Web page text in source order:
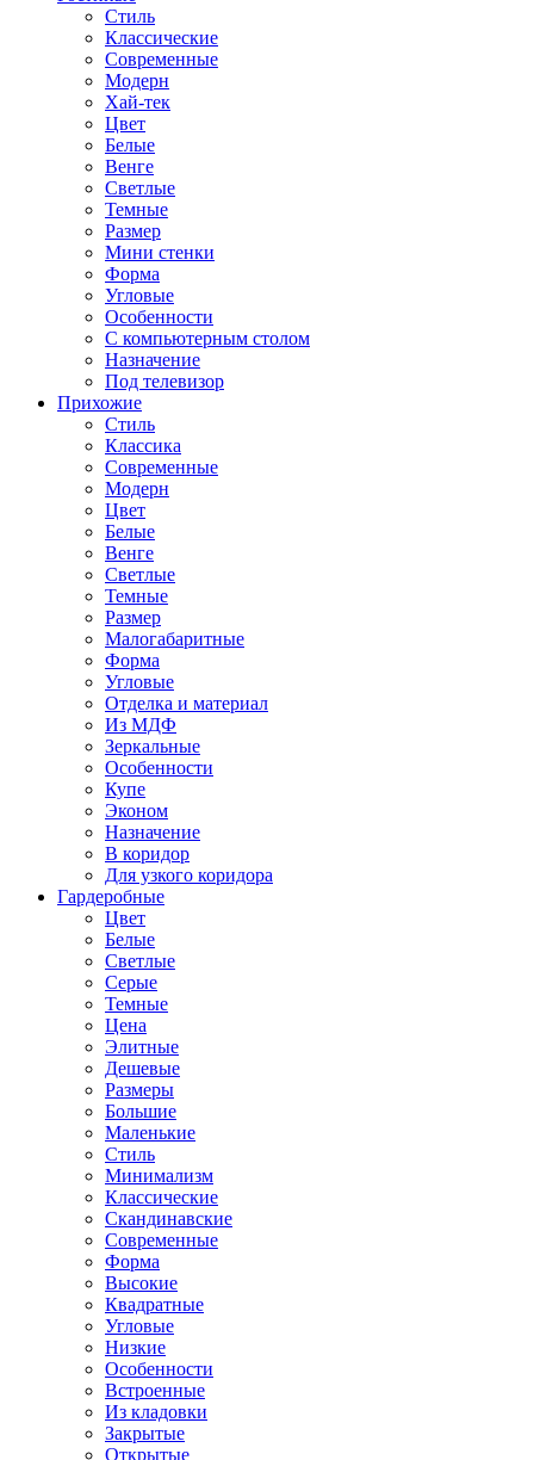
Стиль
Классические
Современные
Модерн
Хай-тек
Цвет
Белые
Венге
Светлые
Темные
Размер
Мини стенки
Форма
Угловые
Особенности
С компьютерным столом
Назначение
Под телевизор
Прихожие
Стиль
Классика
Современные
Модерн
Цвет
Белые
Венге
Светлые
Темные
Размер
Малогабаритные
Форма
Угловые
Отделка и материал
Из МДФ
Зеркальные
Особенности
Купе
Эконом
Назначение
В коридор
Для узкого коридора
Гардеробные
Цвет
Белые
Светлые
Серые
Темные
Цена
Элитные
Дешевые
Размеры
Большие
Маленькие
Стиль
Минимализм
Классические
Скандинавские
Современные
Форма
Высокие
Квадратные
Угловые
Низкие
Особенности
Встроенные
Из кладовки
Закрытые
Открытые